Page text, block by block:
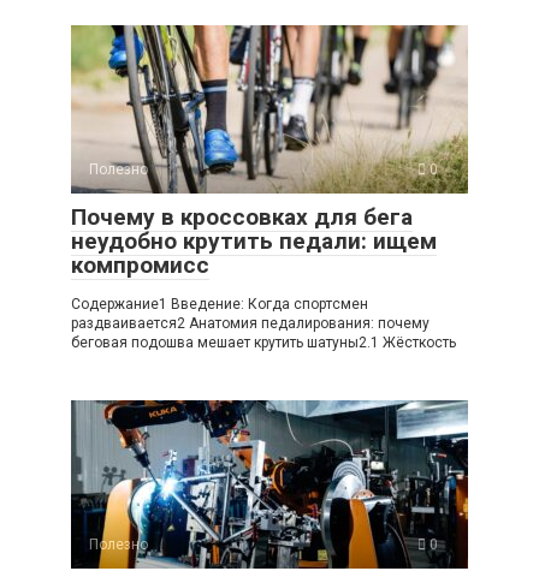
Полезно 0
Почему в кроссовках для бега
неудобно крутить педали: ищем
компромисс
Содержание1 Введение: Когда спортсмен
раздваивается2 Анатомия педалирования: почему
беговая подошва мешает крутить шатуны2.1 Жёсткость
Полезно 0